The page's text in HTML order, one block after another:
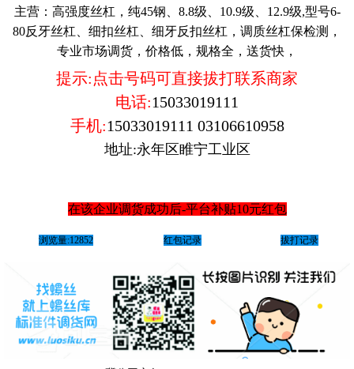
主营： 高强度丝杠，纯45钢、8.8级、10.9级、12.9级,型号6-
80反牙丝杠、细扣丝杠、细牙反扣丝杠，调质丝杠保检测，
专业市场调货，价格低，规格全，送货快，
提示:点击号码可直接拔打联系商家
电话:15033019111
手机:15033019111 03106610958
地址:永年区睢宁工业区
在该企业调货成功后-平台补贴10元红包
浏览量:12852 红包记录 拔打记录